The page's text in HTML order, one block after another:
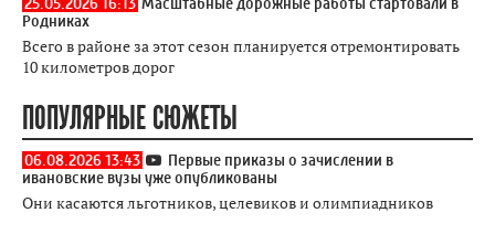
Родниках
Всего в районе за этот сезон планируется отремонтировать
10 километров дорог
ПОПУЛЯРНЫЕ СЮЖЕТЫ
06.08.2026 13:43
Первые приказы о зачислении в
ивановские вузы уже опубликованы
Они касаются льготников, целевиков и олимпиадников